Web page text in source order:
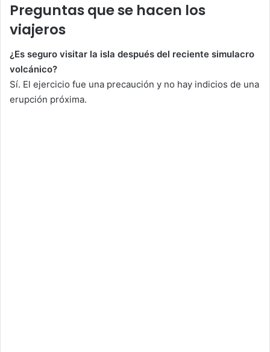
Preguntas que se hacen los
viajeros
¿Es seguro visitar la isla después del reciente simulacro
volcánico?
Sí. El ejercicio fue una precaución y no hay indicios de una
erupción próxima.